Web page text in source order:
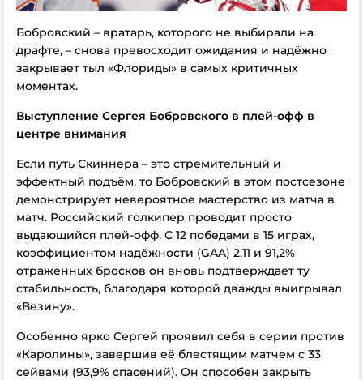
Бобровский – вратарь, которого не выбирали на
драфте, – снова превосходит ожидания и надёжно
закрывает тыл «Флориды» в самых критичных
моментах.
Выступление Сергея Бобровского в плей-офф в
центре внимания
Если путь Скиннера – это стремительный и
эффектный подъём, то Бобровский в этом постсезоне
демонстрирует невероятное мастерство из матча в
матч. Российский голкипер проводит просто
выдающийся плей-офф. С 12 победами в 15 играх,
коэффициентом надёжности (GAA) 2,11 и 91,2%
отражённых бросков он вновь подтверждает ту
стабильность, благодаря которой дважды выигрывал
«Везину».
Особенно ярко Сергей проявил себя в серии против
«Каролины», завершив её блестящим матчем с 33
сейвами (93,9% спасений). Он способен закрыть